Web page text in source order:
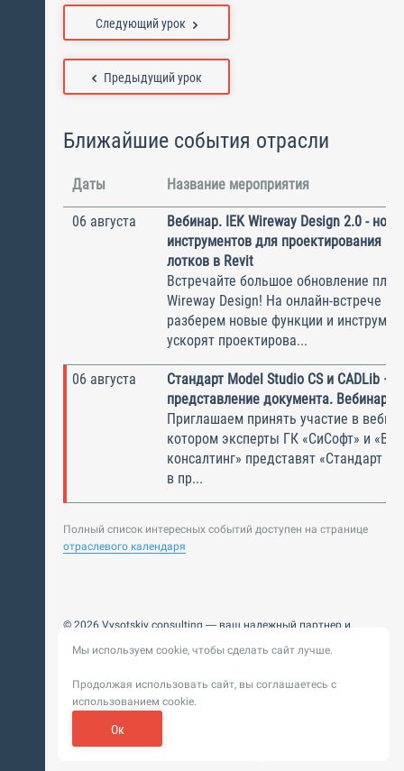
Предыдущий урок
Следующий урок
Ближайшие события отрасли
Даты Название мероприятия
06 августа
Вебинар. IEK Wireway Design 2.0 -
инструментов для проектирования
лотков в Revit
Встречайте большое обновление
Wireway Design! На онлайн-встрече
разберем новые функции и
ускорят проектирова...
06 августа
Стандарт Model Studio CS и CADLib —
представление документа. Вебинар
Приглашаем принять участие в
котором эксперты ГК «СиСофт» и
консалтинг» представят «Стандарт
в пр...
Полный список интересных событий доступен на странице
отраслевого календаря
© 2026 Vysotskiy consulting — ваш надежный партнер и
Цифровизация, BIM, ИИ. Внедряем и оптимизируем
Пользовательское
соглашение
Политика обработки персональных
данных
Разработка сайта —
Мы используем cookie, чтобы сделать сайт лучше.
Продолжая использовать сайт, вы соглашаетесь с
использованием cookie.
Ок